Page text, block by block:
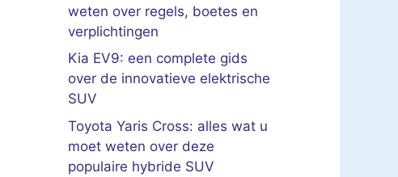
weten over regels, boetes en
verplichtingen
Kia EV9: een complete gids
over de innovatieve elektrische
SUV
Toyota Yaris Cross: alles wat u
moet weten over deze
populaire hybride SUV